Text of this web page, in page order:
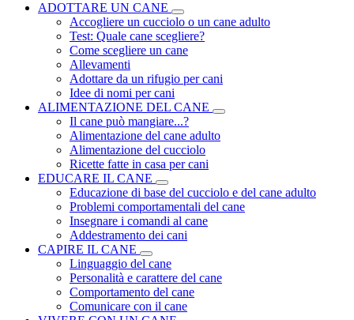
ADOTTARE UN CANE
Accogliere un cucciolo o un cane adulto
Test: Quale cane scegliere?
Come scegliere un cane
Allevamenti
Adottare da un rifugio per cani
Idee di nomi per cani
ALIMENTAZIONE DEL CANE
Il cane può mangiare...?
Alimentazione del cane adulto
Alimentazione del cucciolo
Ricette fatte in casa per cani
EDUCARE IL CANE
Educazione di base del cucciolo e del cane adulto
Problemi comportamentali del cane
Insegnare i comandi al cane
Addestramento dei cani
CAPIRE IL CANE
Linguaggio del cane
Personalità e carattere del cane
Comportamento del cane
Comunicare con il cane